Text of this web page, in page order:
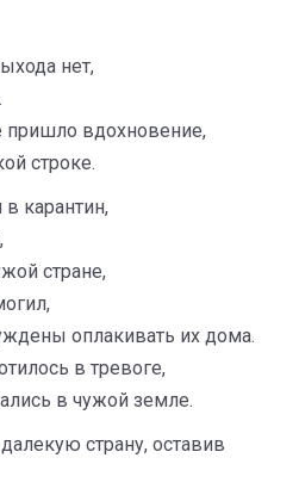
нет,
пришло вдохновение,
строке.
карантин,
стране,
оплакивать их дома.
в тревоге,
в чужой земле.
страну, оставив